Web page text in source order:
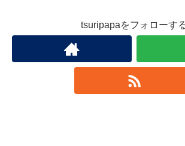
tsuripapaをフォローす